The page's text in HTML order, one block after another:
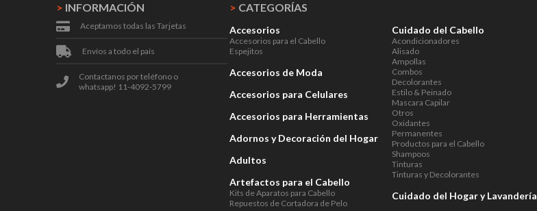
> INFORMACIÓN
Aceptamos todas las Tarjetas
Envíos a todo el país
Contactanos por teléfono o
whatsapp! 11-4092-5799
> CATEGORÍAS
Accesorios
Accesorios para el Cabello
Espejitos
Accesorios de Moda
Accesorios para Celulares
Accesorios para Herramientas
Adornos y Decoración del Hogar
Adultos
Artefactos para el Cabello
Kits de Aparatos para Cabello
Repuestos de Cortadora de Pelo
Cuidado del Cabello
Acondicionadores
Alisado
Ampollas
Combos
Decolorantes
Estilo & Peinado
Mascara Capilar
Otros
Oxidantes
Permanentes
Productos para el Cabello
Shampoos
Tinturas
Tinturas y Decolorantes
Cuidado del Hogar y Lavandería